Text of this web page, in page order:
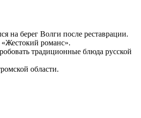
на берег Волги после реставрации.
романс».
традиционные блюда русской
области.